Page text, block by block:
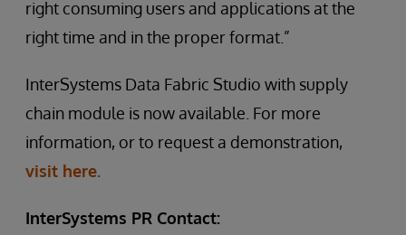
right consuming users and applications at the
right time and in the proper format.”
InterSystems Data Fabric Studio with supply
chain module is now available. For more
information, or to request a demonstration,
visit here.
InterSystems PR Contact: